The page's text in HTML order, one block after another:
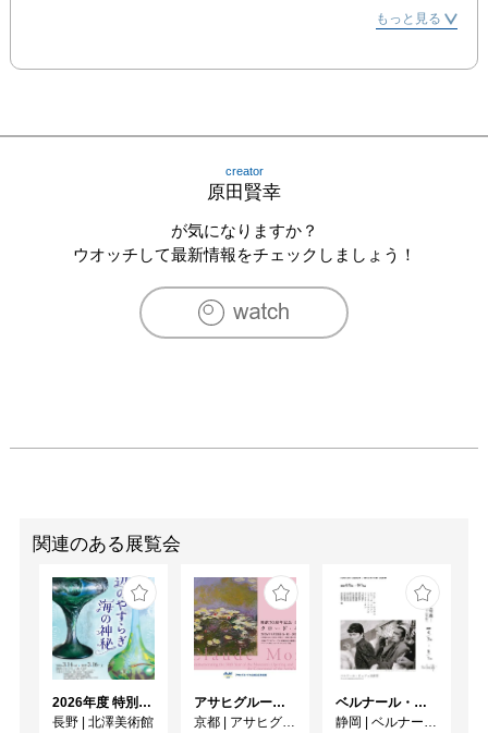
リビーナ/表参道 東京都
海老原優×原田賢幸 二人展 [円周率と最大公約
数] CAMP(Otto Mainzheim Gallery)/八丁堀 東京都
[GIMMICK] TURNER GALLERY/東長崎 東京都
[甑島で、つくる。] KOSHIKI ART PROJECT/
甑島列島 鹿児島県
[空間の身振り] アートプログラム青梅2009/青
[Ongoing X'mas 09] Art Center Ongoing/吉祥寺
2010　[GALLERY FAIR 12] ギャラリー檜/銀座 東京都
[第13回 岡本太郎現代芸術賞展] 川崎市岡本太郎
美術館/神奈川県
原田賢幸×永畑智大 二人展 [陸上バタフライ]
Art Center Ongoing/吉祥寺 東京都
[MAGIC LANTERN Film show] MAGIC
もっと見る
creator
原田賢幸
が気になりますか？
ウオッチして最新情報をチェックしましょう！
関連のある展覧会
2026年度 特別展「ガレとドーム、アール･ヌーヴォーのガラス 水辺のやすらぎ、海の神秘」
長野 | 北澤美術館
アサヒグループ大山崎山荘美術館 開館30周年記念展「没後100年 クロード・モネ」
京都 | アサヒグループ大山崎山荘美術館
ベルナール・ビュフェと写真 ーカメラがとらえたビュフェとその時代、そして21 世紀へ
静岡 | ベルナール・ビュフェ美術館